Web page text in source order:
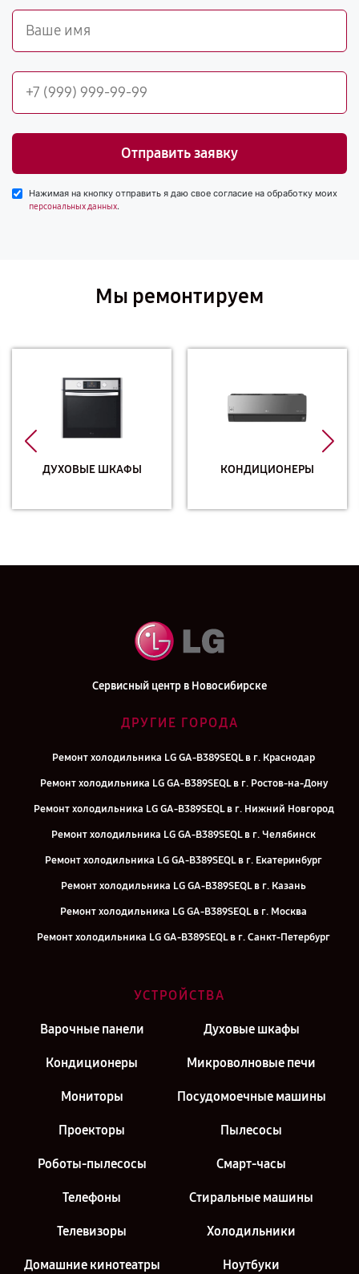
Отправить заявку
Нажимая на кнопку отправить я даю свое согласие на обработку моих
персональных данных.
Мы ремонтируем
ДУХОВЫЕ ШКАФЫ КОНДИЦИОНЕРЫ
Сервисный центр в Новосибирске
ДРУГИЕ ГОРОДА
Ремонт холодильника LG GA-B389SEQL в г. Краснодар
Ремонт холодильника LG GA-B389SEQL в г. Ростов-на-Дону
Ремонт холодильника LG GA-B389SEQL в г. Нижний Новгород
Ремонт холодильника LG GA-B389SEQL в г. Челябинск
Ремонт холодильника LG GA-B389SEQL в г. Екатеринбург
Ремонт холодильника LG GA-B389SEQL в г. Казань
Ремонт холодильника LG GA-B389SEQL в г. Москва
Ремонт холодильника LG GA-B389SEQL в г. Санкт-Петербург
УСТРОЙСТВА
Варочные панели Духовые шкафы
Кондиционеры Микроволновые печи
Мониторы Посудомоечные машины
Проекторы Пылесосы
Роботы-пылесосы Смарт-часы
Телефоны Стиральные машины
Телевизоры Холодильники
Домашние кинотеатры Ноутбуки